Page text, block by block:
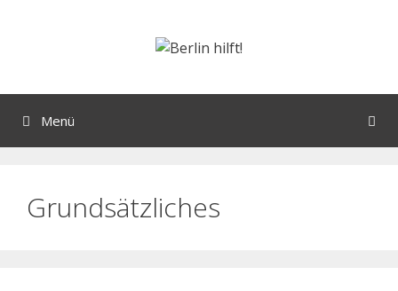
Menü
Grundsätzliches